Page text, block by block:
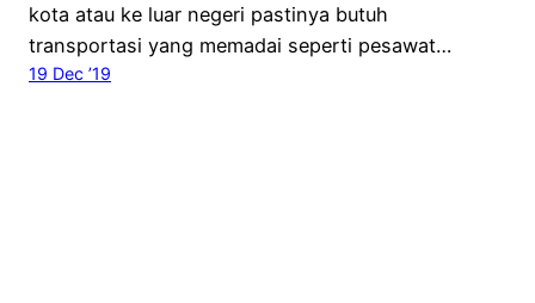
kota atau ke luar negeri pastinya butuh
transportasi yang memadai seperti pesawat…
19 Dec ’19